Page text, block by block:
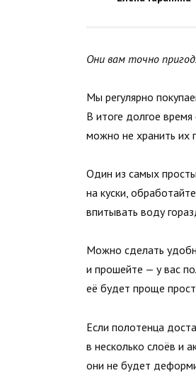
Они вам точно
Мы регулярно
В итоге долгое
можно не хранить их
Один из самых
на куски,
впитывать воду
Можно сделать
и прошейте — у вас
её будет проще
Если полотенца
в несколько слоёв и
они не будет